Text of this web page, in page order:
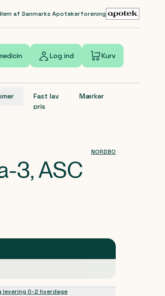
af Danmarks Apotekerforening
Log ind Kurv
Fast lav
pris
Mærker
NORDBO
3, ASC
levering 0-2 hverdage